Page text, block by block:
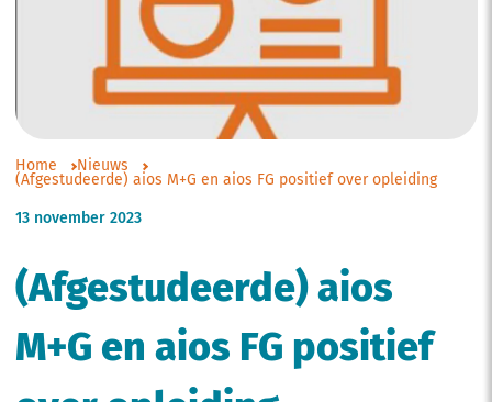
Home
Nieuws
(Afgestudeerde) aios M+G en aios FG positief over opleiding
13 november 2023
(Afgestudeerde) aios
M+G en aios FG positief